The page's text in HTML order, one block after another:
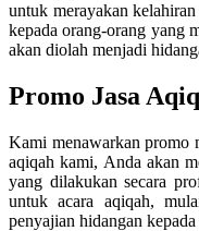
untuk merayakan
kepada orang-orang yang
akan diolah menjadi
Promo Jasa
Kami menawarkan promo
aqiqah kami, Anda akan
yang dilakukan secara
untuk acara aqiqah,
penyajian hidangan